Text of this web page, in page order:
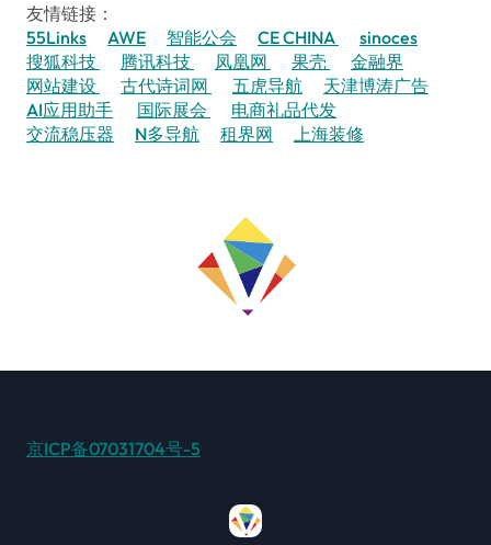
友情链接：
55Links
AWE 智能公会 CE CHINA
sinoces
搜狐科技
腾讯科技 凤凰网 果壳
金融界
网站建设
古代诗词网 五虎导航
天津博涛广告
AI应用助手
国际展会
电商礼品代发
交流稳压器
N多导航 租界网 上海装修
京ICP备07031704号-5